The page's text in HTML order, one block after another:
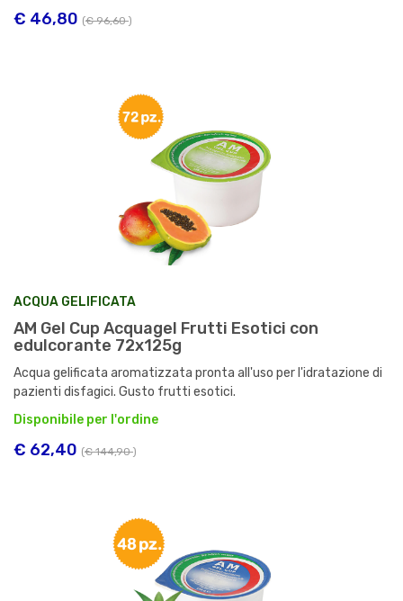
€ 46,80 (€ 96,60)
ACQUA GELIFICATA
AM Gel Cup Acquagel Frutti Esotici con
edulcorante 72x125g
Acqua gelificata aromatizzata pronta all'uso per l'idratazione di
pazienti disfagici. Gusto frutti esotici.
Disponibile per l'ordine
€ 62,40 (€ 144,90)